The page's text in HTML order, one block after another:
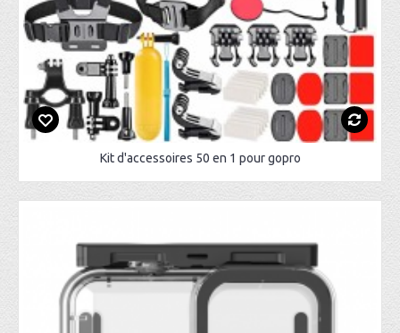
Kit d'accessoires 50 en 1 pour gopro